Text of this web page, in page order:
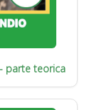
parte teorica